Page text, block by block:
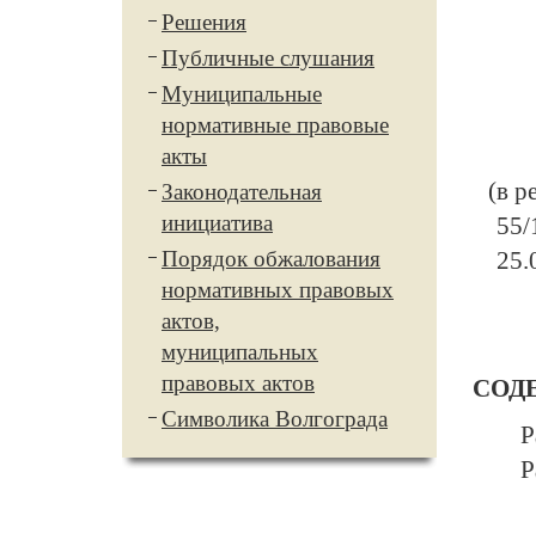
Решения
Публичные слушания
Муниципальные
нормативные правовые
акты
Законодательная
инициатива
Порядок обжалования
нормативных правовых
актов,
муниципальных
правовых актов
Символика Волгограда
(в
55/